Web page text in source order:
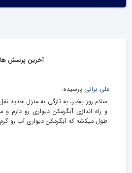
آخرین پرسش ها
علی براتی پرسیده:
سلام روز بخیر، به تازگی به منزل جدید
و راه اندازی آبگرمکن دیواری رو دارم
طول میکشه که آبگرمکن دیواری آب رو گرم